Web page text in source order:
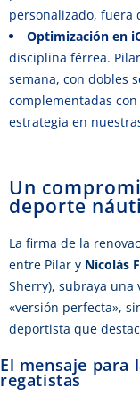
personalizado, fuera
Optimización en
disciplina férrea.
semana, con dobles
complementadas
estrategia en
Un
deporte
La firma de la
entre Pilar y Nicolás
Sherry), subraya una
«versión perfecta»,
deportista que
El mensaje para
regatistas